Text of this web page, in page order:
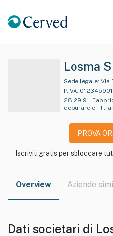
Losma
Sede legale: Via
P.IVA:
28.29.91 :
depurare e
PROVA
Iscriviti gratis per sbloccare
Overview Aziende
Dati societari di